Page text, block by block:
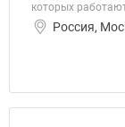
которых
Россия,